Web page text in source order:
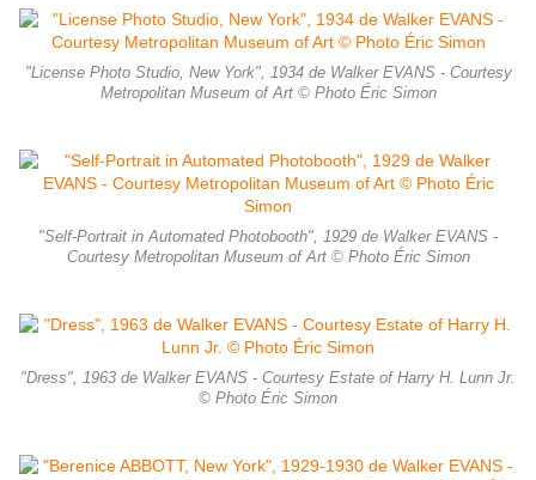
"License Photo Studio, New York", 1934 de Walker EVANS - Courtesy
Metropolitan Museum of Art © Photo Éric Simon
"Self-Portrait in Automated Photobooth", 1929 de Walker EVANS -
Courtesy Metropolitan Museum of Art © Photo Éric Simon
"Dress", 1963 de Walker EVANS - Courtesy Estate of Harry H. Lunn Jr.
© Photo Éric Simon